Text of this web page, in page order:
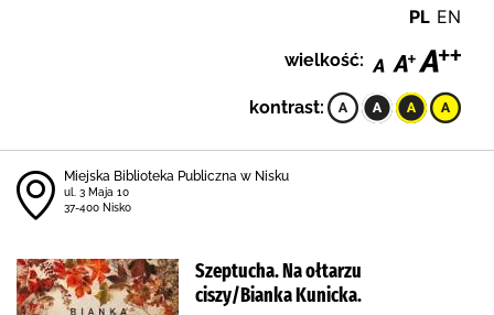
PL EN
wielkość:
kontrast:
Miejska Biblioteka Publiczna w Nisku
ul. 3 Maja 10
37-400 Nisko
Szeptucha. Na ołtarzu
ciszy/Bianka Kunicka.